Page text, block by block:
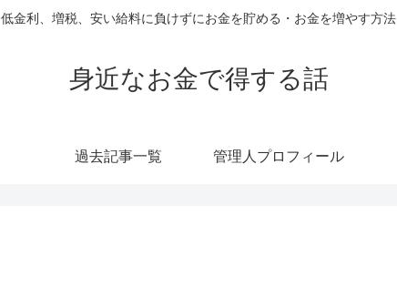
低金利、増税、安い給料に負けずにお金を貯める・お金を増やす方法
身近なお金で得する話
過去記事一覧 管理人プロフィール